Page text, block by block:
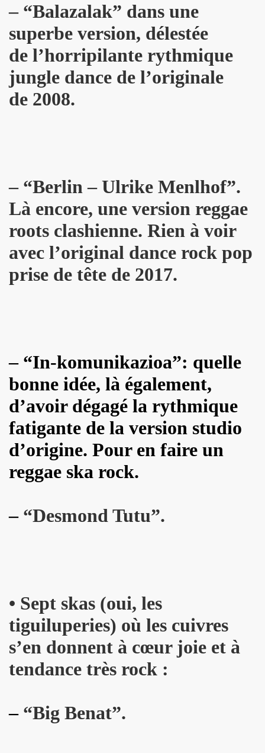
– “Balazalak” dans une
superbe version, délestée
de l’horripilante rythmique
jungle dance de l’originale
de 2008.
– “Berlin – Ulrike Menlhof”.
Là encore, une version reggae
roots clashienne. Rien à voir
avec l’original dance rock pop
prise de tête de 2017.
– “In-komunikazioa”: quelle
bonne idée, là également,
d’avoir dégagé la rythmique
fatigante de la version studio
d’origine. Pour en faire un
reggae ska rock.
– “Desmond Tutu”.
• Sept skas (oui, les
tiguiluperies) où les cuivres
s’en donnent à cœur joie et à
tendance très rock :
– “Big Benat”.
16 juillet 2019 a Paris pour son miniconcert "Tendre
concert le 27 juin 2019 a la Maroquinerie (Paris) :
ses trois premiers concerts, les 29 mars + 4 et 5 avril
album solo de YAROL POUPAUD.
au 11 fevrier 2019 a Paris pour l enregistrement de
17 septembre 2018 a Paris.
en août 2018 pour rendre visite a MARIE FRANCE.
du 29 juin au 8 juillet 2018 pour le tournage du film
Duvall", "39 de fievre") : interview dans "La Gazette du
19 fevrier 2018 a Paris.
de MARIE FRANCE (avec STAIV GENTIS) par
kif" (2017) + concerts a La Cigale (Paris) et au
TOUR" de JOHNNY HALLYDAY le 9 decembre
Jacques Duvall") dans l'exposition "DAHO L'AIME
Duvall", "39 de fievre") dans "JUKE BOX MAGAZINE"
Tropical Berlin") le 2 decembre 2016 a l'Orange
PRUVOT) et la Troupe de Madame Arthur de la
DUVALL") le 25 novembre 2016 + les 23 et 24 fevrier
"IN&OUT FESTIVAL", du 27 avril au 1er mai 2017 a